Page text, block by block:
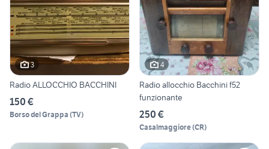
3
Radio ALLOCCHIO BACCHINI
150 €
Borso del Grappa (TV)
4
Radio allocchio Bacchini f52
funzionante
250 €
Casalmaggiore(CR)